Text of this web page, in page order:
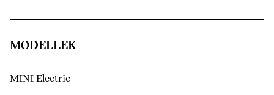
MODELLEK
MINI Electric